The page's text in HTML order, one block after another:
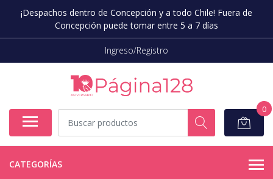
¡Despachos dentro de Concepción y a todo Chile! Fuera de
Concepción puede tomar entre 5 a 7 días
Ingreso/Registro
0
CATEGORÍAS